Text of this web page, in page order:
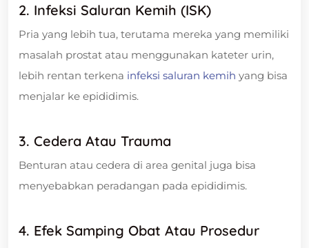
2. Infeksi Saluran Kemih (ISK)
Pria yang lebih tua, terutama mereka yang memiliki
masalah prostat atau menggunakan kateter urin,
lebih rentan terkena infeksi saluran kemih yang bisa
menjalar ke epididimis.
3. Cedera Atau Trauma
Benturan atau cedera di area genital juga bisa
menyebabkan peradangan pada epididimis.
4. Efek Samping Obat Atau Prosedur